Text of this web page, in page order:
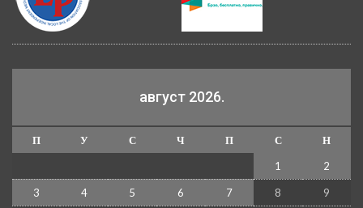
август 2026.
П У С Ч П С
Н
1
2
3 4 5 6 7 8 9